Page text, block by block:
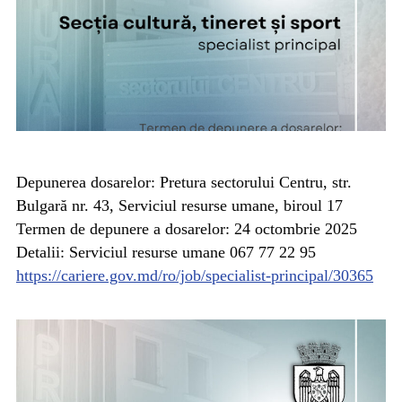
Depunerea dosarelor: Pretura sectorului Centru, str.
Bulgară nr. 43, Serviciul resurse umane, biroul 17
Termen de depunere a dosarelor: 24 octombrie 2025
Detalii: Serviciul resurse umane 067 77 22 95
https://cariere.gov.md/ro/job/specialist-principal/30365